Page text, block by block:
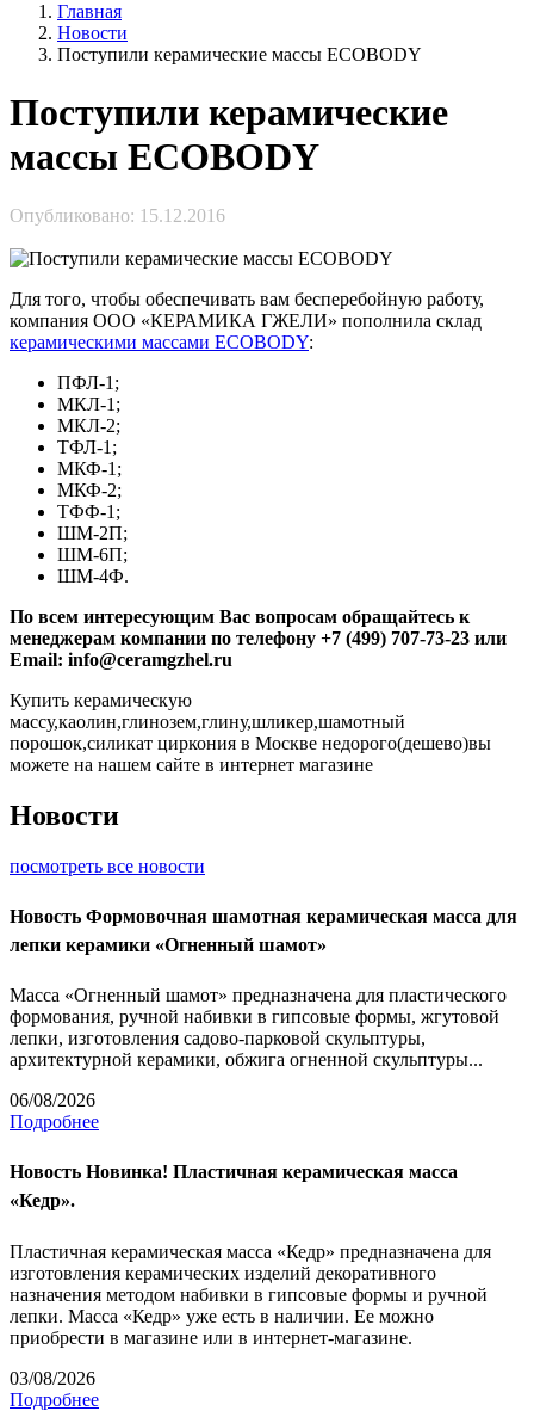
Главная
Новости
Поступили керамические массы ECOBODY
Поступили керамические
массы ECOBODY
Опубликовано: 15.12.2016
Для того, чтобы обеспечивать вам бесперебойную работу,
компания ООО «КЕРАМИКА ГЖЕЛИ» пополнила склад
керамическими массами ECOBODY:
ПФЛ-1;
МКЛ-1;
МКЛ-2;
ТФЛ-1;
МКФ-1;
МКФ-2;
ТФФ-1;
ШМ-2П;
ШМ-6П;
ШМ-4Ф.
По всем интересующим Вас вопросам обращайтесь к
менеджерам компании по телефону +7 (499) 707-73-23 или
Email: info@ceramgzhel.ru
Купить керамическую
массу,каолин,глинозем,глину,шликер,шамотный
порошок,силикат циркония в Москве недорого(дешево)вы
можете на нашем сайте в интернет магазине
Новости
посмотреть все новости
Новость Формовочная шамотная керамическая масса для
лепки керамики «Огненный шамот»
Масса «Огненный шамот» предназначена для пластического
формования, ручной набивки в гипсовые формы, жгутовой
лепки, изготовления садово-парковой скульптуры,
архитектурной керамики, обжига огненной скульптуры...
06/08/2026
Подробнее
Новость Новинка! Пластичная керамическая масса
«Кедр».
Пластичная керамическая масса «Кедр» предназначена для
изготовления керамических изделий декоративного
назначения методом набивки в гипсовые формы и ручной
лепки. Масса «Кедр» уже есть в наличии. Ее можно
приобрести в магазине или в интернет-магазине.
03/08/2026
Подробнее